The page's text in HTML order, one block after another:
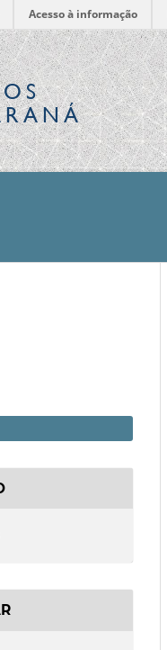
Acesso à informação